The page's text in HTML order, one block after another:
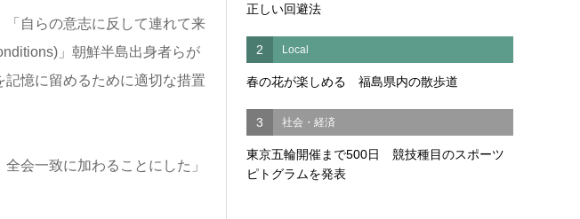
自らの意志に反して連れて来
」朝鮮半島出身者らが
憶に留めるために適切な措置
会一致に加わることにした」
正しい回避法
2 Local
春の花が楽しめる 福島県内の散歩道
3 社会・経済
東京五輪開催まで500日 競技種目のスポーツ
ピトグラムを発表